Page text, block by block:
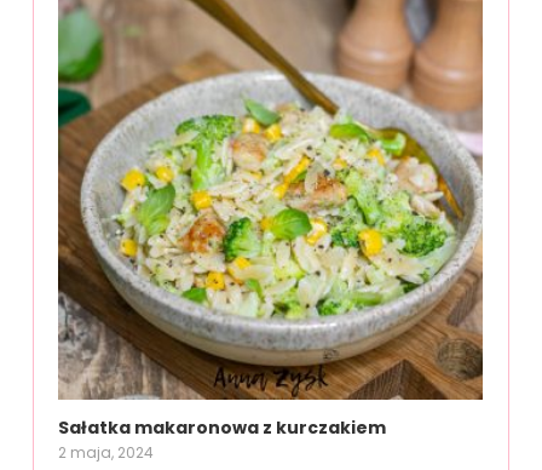
Sałatka makaronowa z kurczakiem
2 maja, 2024